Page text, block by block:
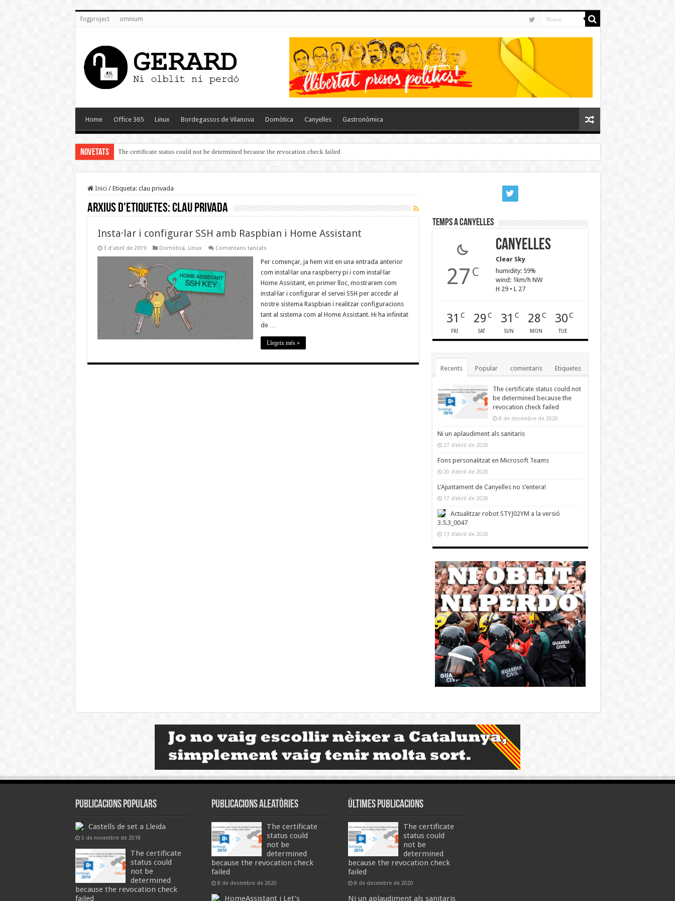
fogproject omnium
Home Office 365 Linux Bordegassos de Vilanova Domòtica Canyelles Gastronòmica
Novetats The certificate status could not be determined because the revocation check failed
Inici / Etiqueta: clau privada
Arxius d'etiquetes:clau privada
Insta·lar i configurar SSH amb Raspbian i Home Assistant
3 d'abril de 2019 Domòtica, Linux Comentaris tancatsa
i
SSH
amb
Raspbian
i
Assistant
Per començar, ja hem vist en una entrada anterior
com instal·lar una raspberry pi i com instal·lar
Home Assistant, en primer lloc, mostrarem com
instal·lar i configurar el servei SSH per accedir al
nostre sistema Raspbian i realitzar configuracions
tant al sistema com al Home Assistant. Hi ha infinitat
de …
Llegeix més »
Temps a Canyelles
27 C
Canyelles
Clear Sky
humidity: 59%
wind: 1km/h NW
H 29 • L 27
31 C
FRI
29C
SAT
31 C
SUN
28C
MON
30C
TUE
Recents Popular comentaris Etiquetes
The certificate status could not
be determined because the
revocation check failed
8 de desembre de 2020
Ni un aplaudiment als sanitaris
27 d'abril de 2020
Fons personalitzat en Microsoft Teams
20 d'abril de 2020
L’Ajuntament de Canyelles no s’entera!
17 d'abril de 2020
Actualitzar robot STYJ02YM a la versió
3.5.3_0047
13 d'abril de 2020
Publicacions populars
Castells de set a Lleida
5 de novembre de 2018
The certificate
status could
not be
determined
because the revocation check
failed
Publicacions aleatòries
The certificate
status could
not be
determined
because the revocation check
failed
8 de desembre de 2020
HomeAssistant i Let’s
Últimes publicacions
The certificate
status could
not be
determined
because the revocation check
failed
8 de desembre de 2020
Ni un aplaudiment als sanitaris